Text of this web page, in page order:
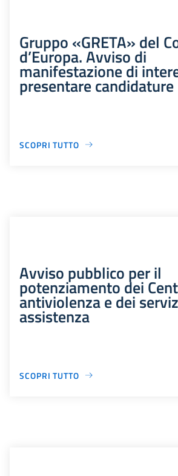
Gruppo «GRETA» del
d’Europa. Avviso di
manifestazione di
presentare candidature
SCOPRI TUTTO
Avviso pubblico per il
potenziamento dei
antiviolenza e dei
assistenza
SCOPRI TUTTO